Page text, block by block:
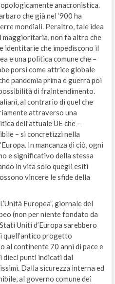
anacronistica.
che già nel ‘900 ha
mondiali. Peraltro, tale idea
non fa altro che
identitarie che impediscono il
e una politica comune che –
porsi come attrice globale
pandemia prima e guerra poi
di fraintendimento.
al contrario di quel che
attraverso una
dell’attuale UE che –
– si concretizzi nella
In mancanza di ciò, ogni
e significativo della stessa
in vita solo quegli esiti
vincere le sfide della
Europea”, giornale del
(non per niente fondato da
Uniti d’Europa sarebbero
quell’antico progetto
al continente 70 anni di pace e
dieci punti indicati dal
Dalla sicurezza interna ed
al governo comune dei